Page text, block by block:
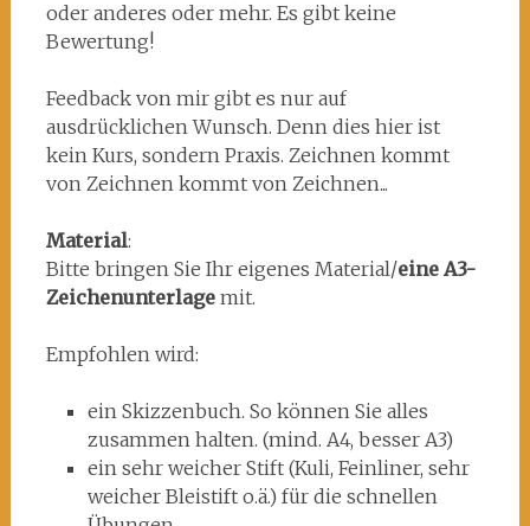
oder anderes oder mehr. Es gibt keine
Bewertung!
Feedback von mir gibt es nur auf
ausdrücklichen Wunsch. Denn dies hier ist
kein Kurs, sondern Praxis. Zeichnen kommt
von Zeichnen kommt von Zeichnen...
Material:
Bitte bringen Sie Ihr eigenes Material/eine A3-
Zeichenunterlagemit.
Empfohlen wird:
ein Skizzenbuch. So können Sie alles
zusammen halten. (mind. A4, besser A3)
ein sehr weicher Stift (Kuli, Feinliner, sehr
weicher Bleistift o.ä.) für die schnellen